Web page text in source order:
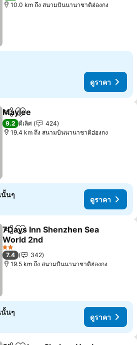
10.0 km ถึง สนามบินนานาชาติฮ่องกง
ดูราคา
แชร์ เพิ่มในรายการโปรด
Maylee
9.2 ดีเลิศ
424
19.4 km ถึง สนามบินนานาชาติฮ่องกง
นั้นๆ
ดูราคา
แชร์ เพิ่มในรายการโปรด
7Days Inn Shenzhen Sea
World 2nd
ดูราคา
2 ดาว
7.4
342
19.5 km ถึง สนามบินนานาชาติฮ่องกง
นั้นๆ
ดูราคา